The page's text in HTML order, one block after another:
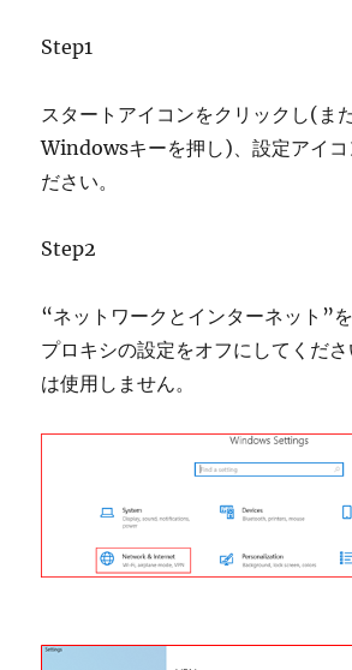
Step1
スタートアイコンをクリックし(ま
Windowsキーを押し)、設定アイコ
ださい。
Step2
“ネットワークとインターネット”
プロキシの設定をオフにしてくだ
は使用しません。